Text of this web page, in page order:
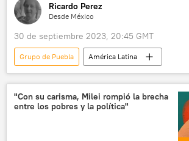
Ricardo Perez
Desde México
30 de septiembre 2023, 20:45 GMT
Grupo de Puebla
América Latina
Ernesto Samper
política
Unasur
México
Evo Morales
"Con su carisma, Milei rompió la brecha
entre los pobres y la política"